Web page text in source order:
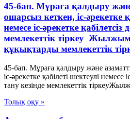
45-бап. Мұраға қалдыру
ошарсыз кеткен, іс-әрекетке
немесе іс-әрекетке қабілетсіз
мемлекеттік тіркеу
құқықтарды мемлекеттік
45-бап. Мұраға қалдыру және
іс-әрекетке қабілеті шектеулі немесе
тану кезінде мемлекеттік
Толық оқу »